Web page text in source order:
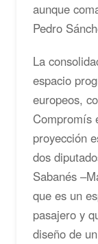
aunque
Pedro
La
espacio
europeos,
Compromís
proyección
dos
Sabanés
que es un
pasajero y
diseño de